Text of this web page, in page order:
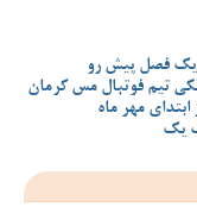
یک فصل پیش رو
تیم فوتبال مس کرمان
مهر ماه
یک